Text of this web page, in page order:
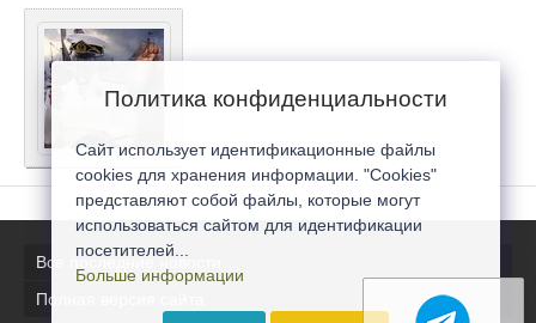
Все последние новости
Полная версия сайта
Политика конфиденциальности
Сайт использует идентификационные файлы
cookies для хранения информации. "Cookies"
представляют собой файлы, которые могут
использоваться сайтом для идентификации
посетителей...
Больше информации